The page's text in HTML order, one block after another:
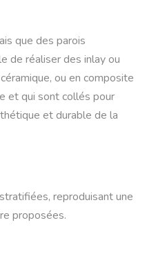
que des parois
de réaliser des inlay ou
ou en composite
et qui sont collés pour
et durable de la
reproduisant une
proposées.